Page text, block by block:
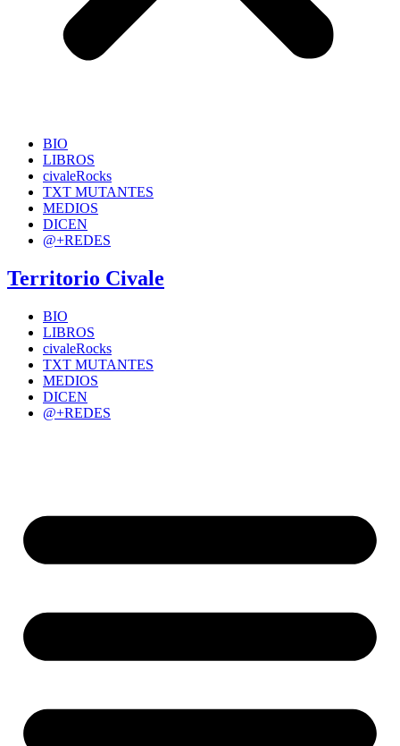
BIO
LIBROS
civaleRocks
TXT MUTANTES
MEDIOS
DICEN
@+REDES
Territorio Civale
BIO
LIBROS
civaleRocks
TXT MUTANTES
MEDIOS
DICEN
@+REDES